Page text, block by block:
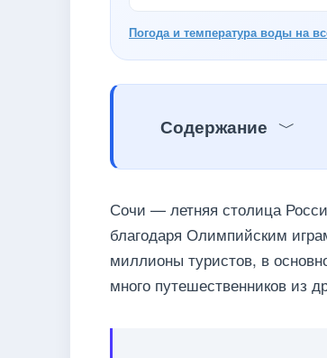
Погода и температура воды на
Содержание
Сочи — летняя столица
благодаря Олимпийским
миллионы туристов, в
много путешественников из